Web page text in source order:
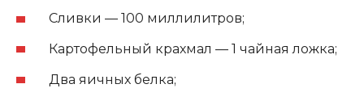
Сливки — 100 миллилитров;
Картофельный крахмал — 1 чайная ложка;
Два яичных белка;